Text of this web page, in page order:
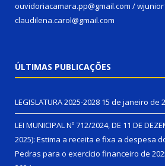
ouvidoriacamara.pp@gmail.com /
claudilena.carol@gmail.com
ÚLTIMAS PUBLICAÇÕES
LEGISLATURA 2025-2028 15 de janeiro de
LEI MUNICIPAL Nº 712/2024, DE 11 DE
2025): Estima a receita e fixa a despesa
Pedras para o exercício financeiro de